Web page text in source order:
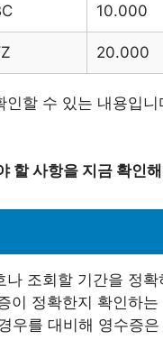
10.000
20.000
할 수 있는 내용입
할 사항을 지금 확인
나 조회할 기간을 정
이 정확한지 확인하
우를 대비해 영수증